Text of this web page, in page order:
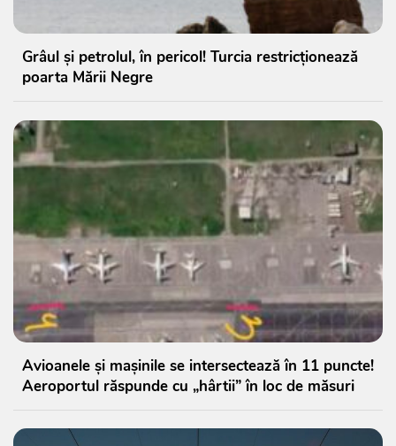
Grâul și petrolul, în pericol! Turcia restricționează
poarta Mării Negre
Avioanele și mașinile se intersectează în 11 puncte!
Aeroportul răspunde cu „hârtii” în loc de măsuri